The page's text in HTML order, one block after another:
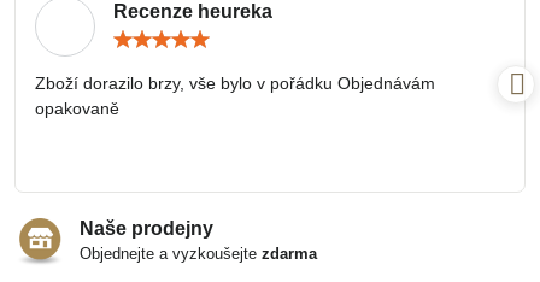
Recenze heureka
5
Zboží dorazilo brzy, vše bylo v pořádku Objednávám
opakovaně
Naše prodejny
Objednejte a vyzkoušejte zdarma